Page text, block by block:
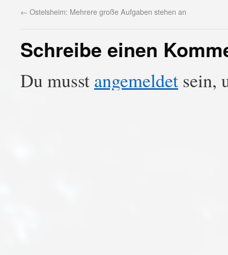
← Ostelsheim: Mehrere große Aufgaben stehen an
Schreibe einen
Du musst angemeldet sein,